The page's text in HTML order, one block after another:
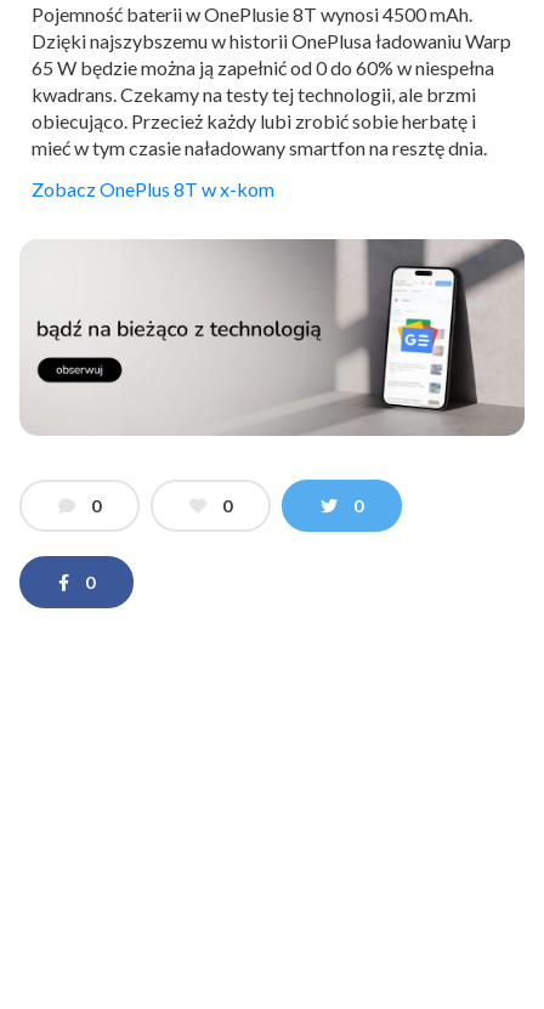
Pojemność baterii w OnePlusie 8T wynosi 4500 mAh.
Dzięki najszybszemu w historii OnePlusa ładowaniu Warp
65 W będzie można ją zapełnić od 0 do 60% w niespełna
kwadrans. Czekamy na testy tej technologii, ale brzmi
obiecująco. Przecież każdy lubi zrobić sobie herbatę i
mieć w tym czasie naładowany smartfon na resztę dnia.
Zobacz OnePlus 8T w x-kom
0 0 0
0